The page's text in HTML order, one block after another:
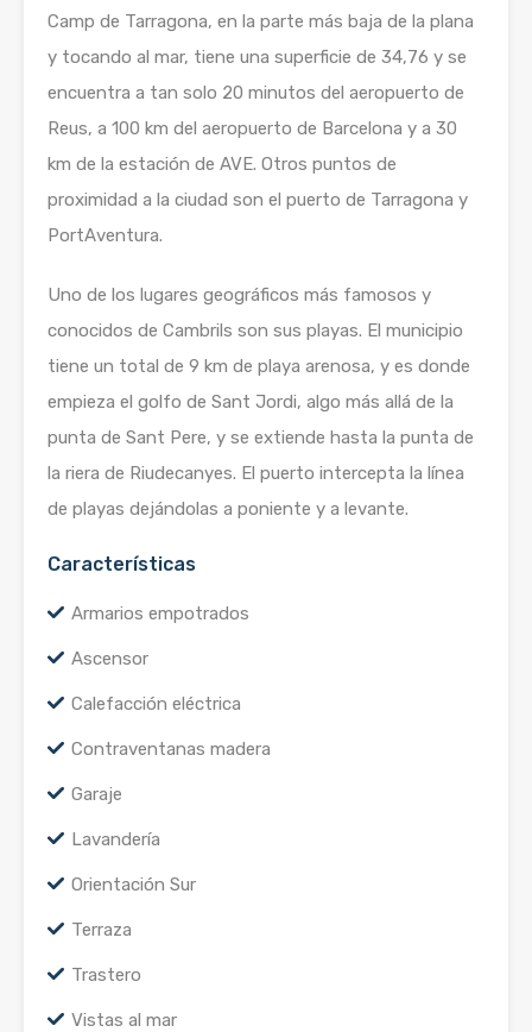
Camp de Tarragona, en la parte más baja de la plana
y tocando al mar, tiene una superficie de 34,76 y se
encuentra a tan solo 20 minutos del aeropuerto de
Reus, a 100 km del aeropuerto de Barcelona y a 30
km de la estación de AVE. Otros puntos de
proximidad a la ciudad son el puerto de Tarragona y
PortAventura.
Uno de los lugares geográficos más famosos y
conocidos de Cambrils son sus playas. El municipio
tiene un total de 9 km de playa arenosa, y es donde
empieza el golfo de Sant Jordi, algo más allá de la
punta de Sant Pere, y se extiende hasta la punta de
la riera de Riudecanyes. El puerto intercepta la línea
de playas dejándolas a poniente y a levante.
Características
Armarios empotrados
Ascensor
Calefacción eléctrica
Contraventanas madera
Garaje
Lavandería
Orientación Sur
Terraza
Trastero
Vistas al mar